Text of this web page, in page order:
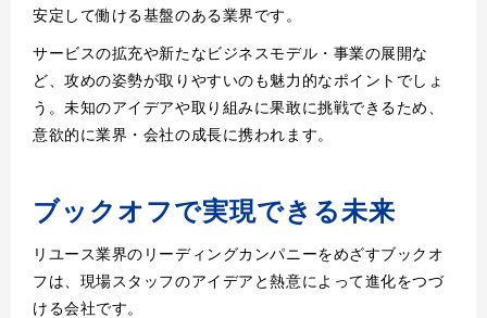
安定して働ける基盤のある業界です。
サービスの拡充や新たなビジネスモデル・事業の展開な
ど、攻めの姿勢が取りやすいのも魅力的なポイントでしょ
う。未知のアイデアや取り組みに果敢に挑戦できるため、
意欲的に業界・会社の成長に携われます。
ブックオフで実現できる未来
リユース業界のリーディングカンパニーをめざすブックオ
フは、現場スタッフのアイデアと熱意によって進化をつづ
ける会社です。